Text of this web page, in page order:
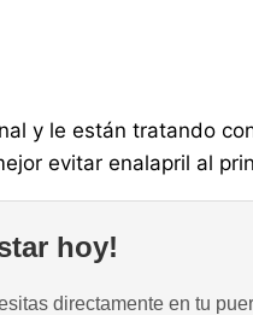
y le están tratando
evitar enalapril al
hoy!
directamente en tu